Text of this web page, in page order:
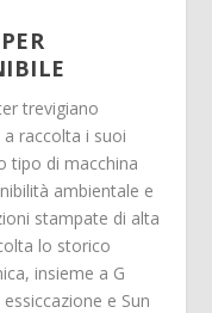
trevigiano
raccolta i suoi
tipo di macchina
ambientale e
stampate di alta
lo storico
insieme a G
e Sun